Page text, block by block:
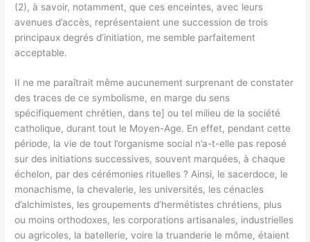
(2), à savoir, notamment, que ces enceintes, avec leurs
avenues d’accès, représentaient une succession de trois
principaux degrés d’initiation, me semble parfaitement
acceptable.
II ne me paraîtrait même aucunement surprenant de constater
des traces de ce symbolisme, en marge du sens
spécifiquement chrétien, dans te] ou tel milieu de la société
catholique, durant tout le Moyen-Age. En effet, pendant cette
période, la vie de tout l’organisme social n’a-t-elle pas reposé
sur des initiations successives, souvent marquées, à chaque
échelon, par des cérémonies rituelles ? Ainsi, le sacerdoce, le
monachisme, la chevalerie, les universités, les cénacles
d’alchimistes, les groupements d’hermétistes chrétiens, plus
ou moins orthodoxes, les corporations artisanales, industrielles
ou agricoles, la batellerie, voire la truanderie le môme, étaient